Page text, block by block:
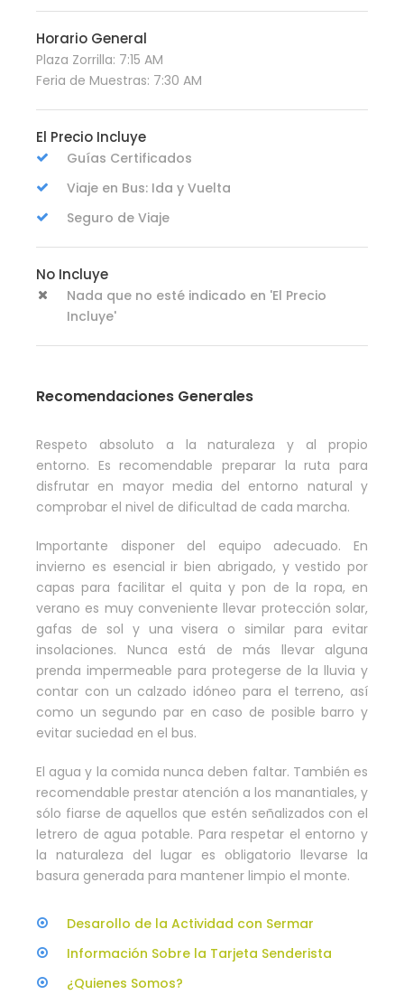
Horario General
Plaza Zorrilla: 7:15 AM
Feria de Muestras: 7:30 AM
El Precio Incluye
Guías Certificados
Viaje en Bus: Ida y Vuelta
Seguro de Viaje
No Incluye
Nada que no esté indicado en 'El Precio
Incluye'
Recomendaciones Generales
Respeto absoluto a la naturaleza y al propio
entorno. Es recomendable preparar la ruta para
disfrutar en mayor media del entorno natural y
comprobar el nivel de dificultad de cada marcha.
Importante disponer del equipo adecuado. En
invierno es esencial ir bien abrigado, y vestido por
capas para facilitar el quita y pon de la ropa, en
verano es muy conveniente llevar protección solar,
gafas de sol y una visera o similar para evitar
insolaciones. Nunca está de más llevar alguna
prenda impermeable para protegerse de la lluvia y
contar con un calzado idóneo para el terreno, así
como un segundo par en caso de posible barro y
evitar suciedad en el bus.
El agua y la comida nunca deben faltar. También es
recomendable prestar atención a los manantiales, y
sólo fiarse de aquellos que estén señalizados con el
letrero de agua potable. Para respetar el entorno y
la naturaleza del lugar es obligatorio llevarse la
basura generada para mantener limpio el monte.
Desarollo de la Actividad con Sermar
Información Sobre la Tarjeta Senderista
¿Quienes Somos?